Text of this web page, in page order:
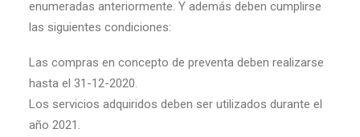
enumeradas anteriormente. Y además deben cumplirse
las siguientes condiciones:
Las compras en concepto de preventa deben realizarse
hasta el 31-12-2020.
Los servicios adquiridos deben ser utilizados durante el
año 2021.